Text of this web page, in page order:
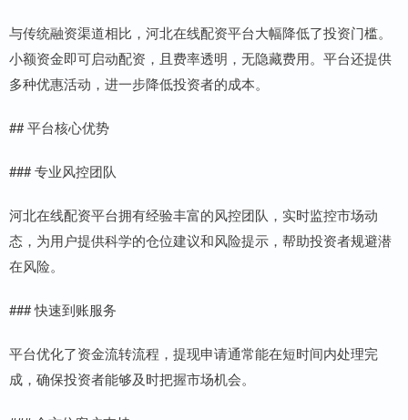
与传统融资渠道相比，河北在线配资平台大幅降低了投资门槛。
小额资金即可启动配资，且费率透明，无隐藏费用。平台还提供
多种优惠活动，进一步降低投资者的成本。
## 平台核心优势
### 专业风控团队
河北在线配资平台拥有经验丰富的风控团队，实时监控市场动
态，为用户提供科学的仓位建议和风险提示，帮助投资者规避潜
在风险。
### 快速到账服务
平台优化了资金流转流程，提现申请通常能在短时间内处理完
成，确保投资者能够及时把握市场机会。